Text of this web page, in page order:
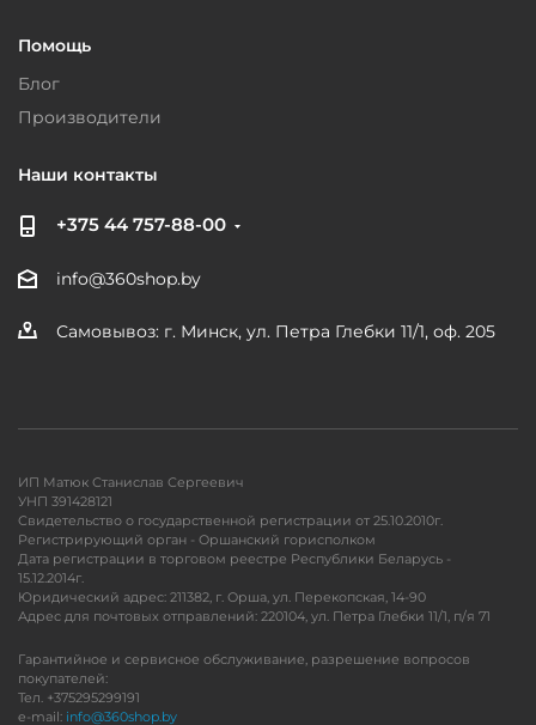
Помощь
Блог
Производители
Наши контакты
+375 44 757-88-00
info@360shop.by
Самовывоз: г. Минск, ул. Петра Глебки 11/1, оф. 205
ИП Матюк Станислав Сергеевич
УНП 391428121
Свидетельство о государственной регистрации от 25.10.2010г.
Регистрирующий орган - Оршанский горисполком
Дата регистрации в торговом реестре Республики Беларусь -
15.12.2014г.
Юридический адрес: 211382, г. Орша, ул. Перекопская, 14-90
Адрес для почтовых отправлений: 220104, ул. Петра Глебки 11/1, п/я 71
Гарантийное и сервисное обслуживание, разрешение вопросов
покупателей:
Тел. +375295299191
e-mail: info@360shop.by